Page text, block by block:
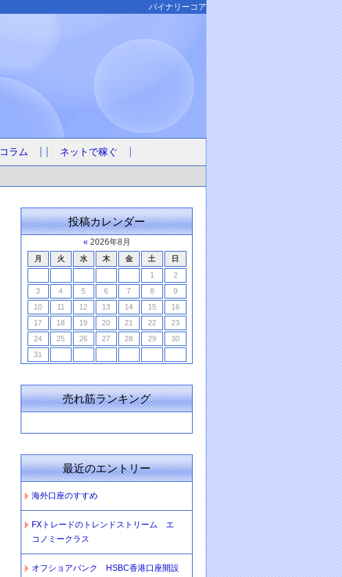
バイナリーコア
コラム ネットで稼ぐ
投稿カレンダー
« 2026年8月
月 火 水 木 金 土
日
1
2
3
4 5 6 7 8
9
10
11 12 13 14 15
16
17
18 19 20 21 22
23
24
25 26 27 28 29
30
31
売れ筋ランキング
最近のエントリー
海外口座のすすめ
FXトレードのトレンドストリーム エ
コノミークラス
オフショアバンク HSBC香港口座開設